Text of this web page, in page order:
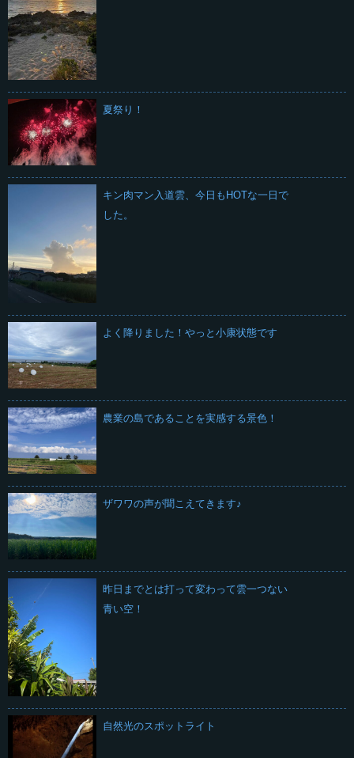
夏祭り！
キン肉マン入道雲、今日もHOTな一日で
した。
よく降りました！やっと小康状態です
農業の島であることを実感する景色！
ザワワの声が聞こえてきます♪
昨日までとは打って変わって雲一つない
青い空！
自然光のスポットライト